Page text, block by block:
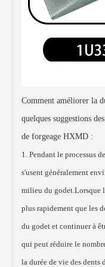
Comment améliorer la
quelques suggestions
de forgeage HXMD :
1. Pendant le processus
s'usent généralement
milieu du godet.Lorsque
plus rapidement que les
du godet et continuer à
qui peut réduire le
la durée de vie des dents